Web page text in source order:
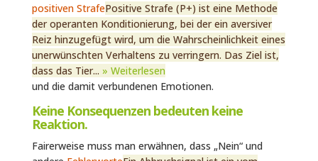
positiven StrafePositive Strafe (P+) ist eine Methode
der operanten Konditionierung, bei der ein aversiver
Reiz hinzugefügt wird, um die Wahrscheinlichkeit eines
unerwünschten Verhaltens zu verringern. Das Ziel ist,
dass das Tier... » Weiterlesen
und die damit verbundenen Emotionen.
Keine Konsequenzen bedeuten keine
Reaktion.
Fairerweise muss man erwähnen, dass „Nein“ und